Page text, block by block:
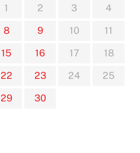
1 2 3
4
8 9 10
11
15 16 17
18
22 23 24
25
29
30